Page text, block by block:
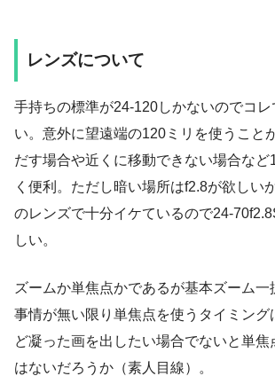
レンズについて
手持ちの標準が24-120しかないのでコレ
い。意外に望遠端の120ミリを使うこと
だす場合や近くに移動できない場合など
く便利。ただし暗い場所はf2.8が欲しい
のレンズで十分イケているので24-
しい。
ズームか単焦点かであるが基本ズーム一
事情が無い限り単焦点を使うタイミング
ど凝った画を出したい場合でないと単
はないだろうか（素人目線）。